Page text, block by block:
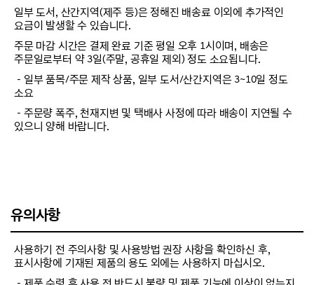
일부 도서, 산간지역(제주 등)은 정해진 배송료 이외에 추가적인
요금이 발생할 수 있습니다.
주문 마감 시간은 결제 완료 기준 평일 오후 1시이며, 배송은
주문일로부터 약 3일(주말, 공휴일 제외) 정도 소요됩니다.
－일부 품목/주문 제작 상품, 일부 도서/산간지역은 3~10일 정도
소요
－주문량 폭주, 천재지변 및 택배사 사정에 따라 배송이 지연될 수
있으니 양해 바랍니다.
유의사항
사용하기 전 주의사항 및 사용방법 권장 사항을 확인하신 후,
표시사항에 기재된 제품의 용도 외에는 사용하지 마십시오.